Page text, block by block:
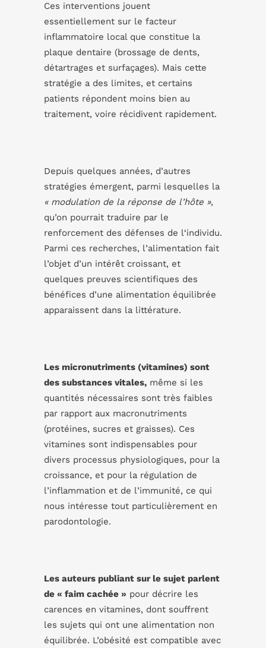
Ces interventions jouent
essentiellement sur le facteur
inflammatoire local que constitue la
plaque dentaire (brossage de dents,
détartrages et surfaçages). Mais cette
stratégie a des limites, et certains
patients répondent moins bien au
traitement, voire récidivent rapidement.
Depuis quelques années, d’autres
stratégies émergent, parmi lesquelles la
« modulation de la réponse de l’hôte »,
qu’on pourrait traduire par le
renforcement des défenses de l‘individu.
Parmi ces recherches, l’alimentation fait
l’objet d’un intérêt croissant, et
quelques preuves scientifiques des
bénéfices d’une alimentation équilibrée
apparaissent dans la littérature.
Les micronutriments (vitamines) sont
des substances vitales, même si les
quantités nécessaires sont très faibles
par rapport aux macronutriments
(protéines, sucres et graisses). Ces
vitamines sont indispensables pour
divers processus physiologiques, pour la
croissance, et pour la régulation de
l’inflammation et de l’immunité, ce qui
nous intéresse tout particulièrement en
parodontologie.
Les auteurs publiant sur le sujet parlent
de « faim cachée » pour décrire les
carences en vitamines, dont souffrent
les sujets qui ont une alimentation non
équilibrée. L’obésité est compatible avec